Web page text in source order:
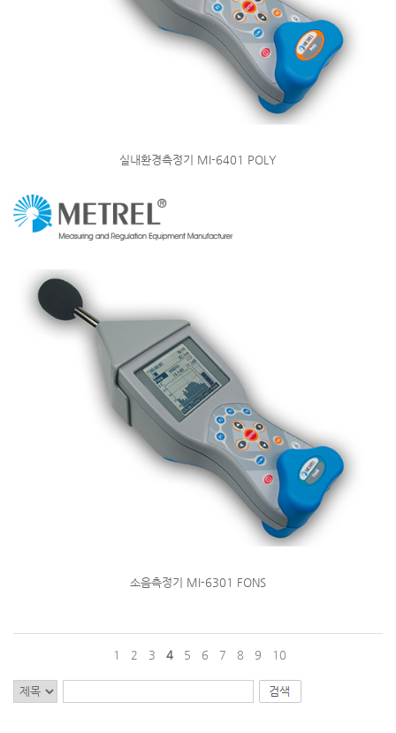
실내환경측정기 MI-6401 POLY
소음측정기 MI-6301 FONS
1 2 3 4 5 6 7 8 9 10